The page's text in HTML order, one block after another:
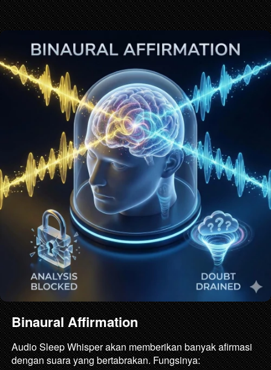
Binaural Affirmation
Audio Sleep Whisper akan memberikan banyak afirmasi
dengan suara yang bertabrakan. Fungsinya: